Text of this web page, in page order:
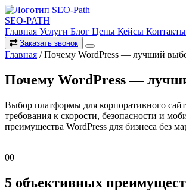
SEO-PATH
Главная Услуги Блог Цены Кейсы Контакты
Заказать звонок
Главная / Почему WordPress — лучший
Почему WordPress —
Выбор платформы для корпоративного
требования к скорости, безопасности и
преимущества WordPress для бизнеса без
00
5 объективных